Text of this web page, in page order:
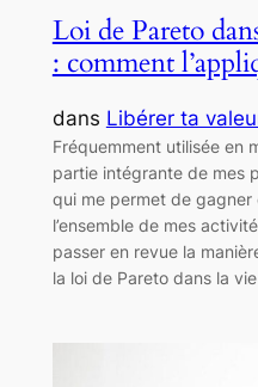
Loi de Pareto
: comment
dans Libérer ta
Fréquemment utilisée en
partie intégrante de mes
qui me permet de
l’ensemble de mes
passer en revue la
la loi de Pareto dans la